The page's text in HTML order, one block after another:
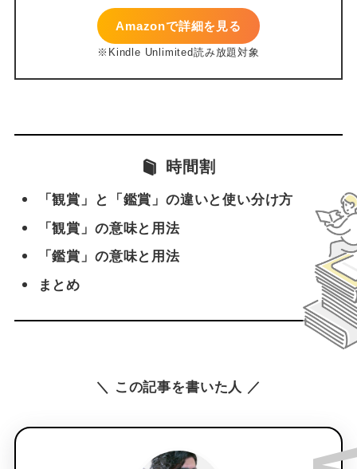
Amazonで詳細を見る
時間割
「観賞」と「鑑賞」の違いと使い分け方
「観賞」の意味と用法
「鑑賞」の意味と用法
まとめ
＼ この記事を書いた人 ／